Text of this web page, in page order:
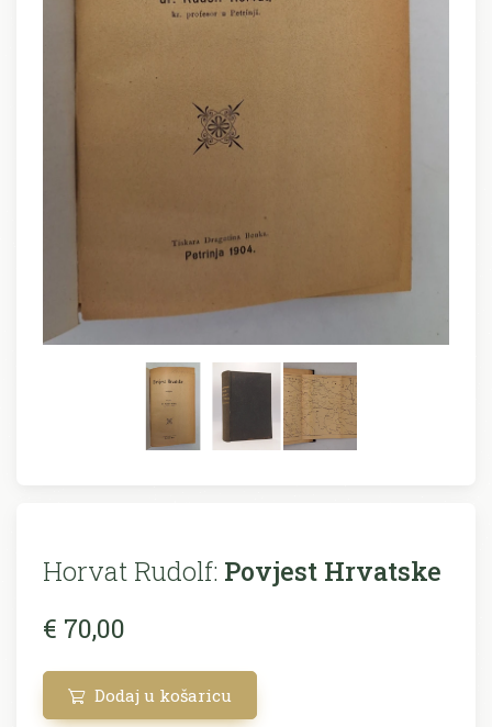
Horvat Rudolf: Povjest Hrvatske
€ 70,00
Dodaj u košaricu